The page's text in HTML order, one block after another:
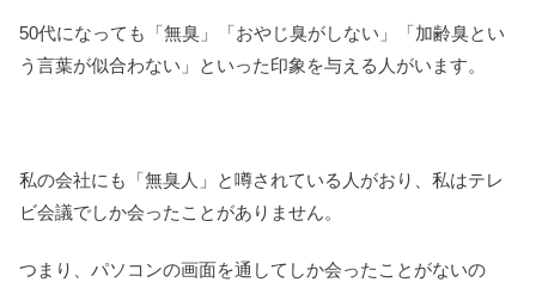
50代になっても「無臭」「おやじ臭がしない」「加齢臭とい
う言葉が似合わない」といった印象を与える人がいます。
私の会社にも「無臭人」と噂されている人がおり、私はテレ
ビ会議でしか会ったことがありません。
つまり、パソコンの画面を通してしか会ったことがないの